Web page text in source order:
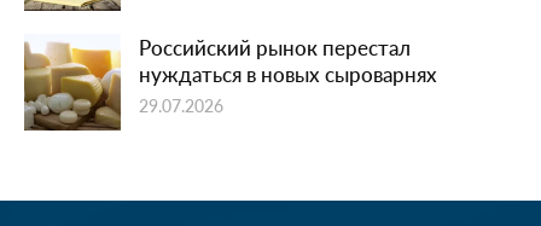
Российский рынок перестал
нуждаться в новых сыроварнях
29.07.2026